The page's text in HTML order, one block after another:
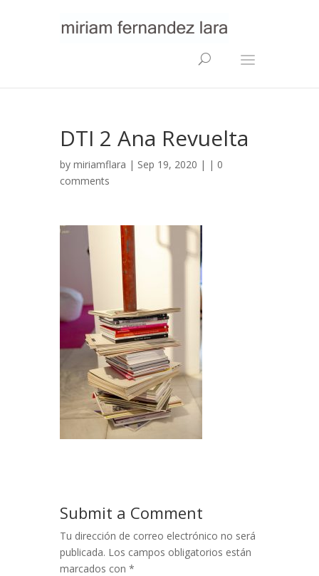
DTI 2 Ana Revuelta
by miriamflara | Sep 19, 2020 | | 0
comments
Submit a Comment
Tu dirección de correo electrónico no será
publicada. Los campos obligatorios están
marcados con *